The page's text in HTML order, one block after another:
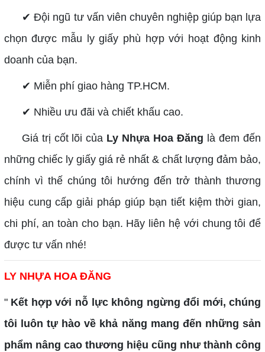
✔ Đội ngũ tư vấn viên chuyên nghiệp giúp bạn lựa
chọn được mẫu ly giấy phù hợp với hoạt động kinh
doanh của bạn.
✔ Miễn phí giao hàng TP.HCM.
✔ Nhiều ưu đãi và chiết khấu cao.
Giá trị cốt lõi của Ly Nhựa Hoa Đăng là đem đến
những chiếc ly giấy giá rẻ nhất & chất lượng đảm bảo,
chính vì thế chúng tôi hướng đến trở thành thương
hiệu cung cấp giải pháp giúp bạn tiết kiệm thời gian,
chi phí, an toàn cho bạn. Hãy liên hệ với chung tôi để
được tư vấn nhé!
LY NHỰA HOA ĐĂNG
" Kết hợp với nỗ lực không ngừng đổi mới, chúng
tôi luôn tự hào về khả năng mang đến những sản
phẩm nâng cao thương hiệu cũng như thành công